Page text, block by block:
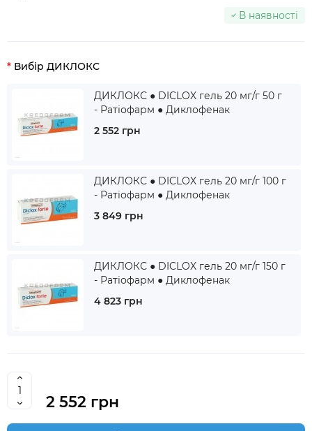
В наявності
Вибір ДИКЛОКС
ДИКЛОКС ● DICLOX гель 20 мг/г 50 г
- Ратіофарм ● Диклофенак
2 552 грн
ДИКЛОКС ● DICLOX гель 20 мг/г 100 г
- Ратіофарм ● Диклофенак
3 849 грн
ДИКЛОКС ● DICLOX гель 20 мг/г 150 г
- Ратіофарм ● Диклофенак
4 823 грн
2 552 грн